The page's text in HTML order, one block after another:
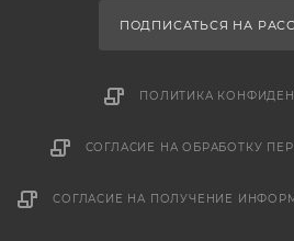
ПОДПИСАТЬСЯ НА
ПОЛИТИКА
СОГЛАСИЕ НА ОБРАБОТКУ
СОГЛАСИЕ НА ПОЛУЧЕНИЕ